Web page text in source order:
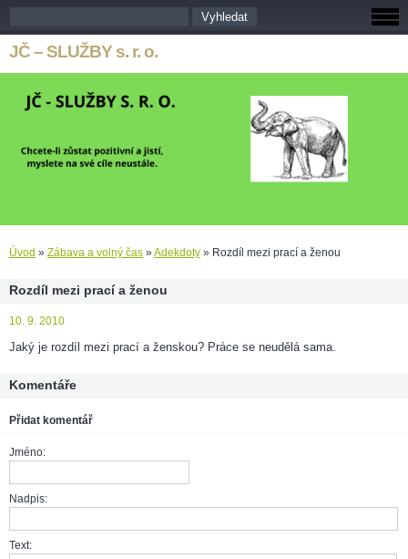
JČ – SLUŽBY s. r. o.
Úvod » Zábava a volný čas »Adekdoty » Rozdíl mezi prací a ženou
Rozdíl mezi prací a ženou
10. 9. 2010
Jaký je rozdíl mezi prací a ženskou? Práce se neudělá sama.
Komentáře
Přidat komentář
Jméno:
Nadpis:
Text: